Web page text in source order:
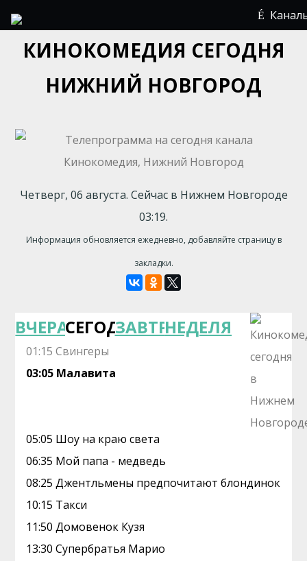
КИНОКОМЕДИЯ СЕГОДНЯ
НИЖНИЙ НОВГОРОД
Четверг, 06 августа. Сейчас в Нижнем Новгороде
03:19.
Информация обновляется ежедневно, добавляйте страницу в
закладки.
ВЧЕРАСЕГОДНЯЗАВТРАНЕДЕЛЯ
01:15 Свингеры
03:05 Малавита
05:05 Шоу на краю света
06:35 Мой папа - медведь
08:25 Джентльмены предпочитают блондинок
10:15 Такси
11:50 Домовенок Кузя
13:30 Супербратья Марио